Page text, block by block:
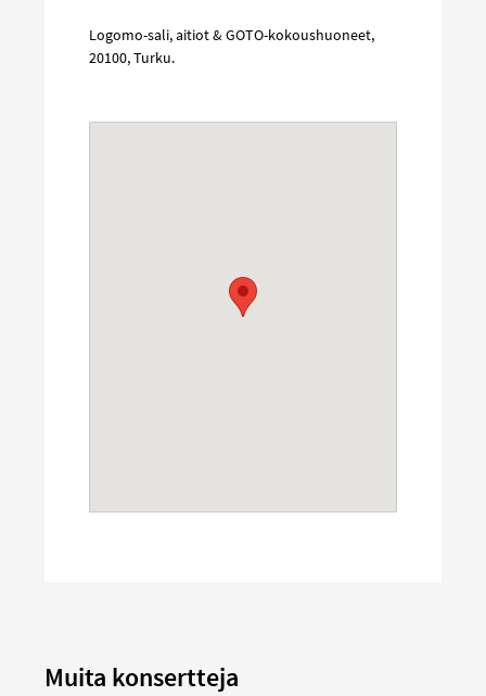
Logomo-sali, aitiot & GOTO-kokoushuoneet,
20100,Turku.
Muita konsertteja